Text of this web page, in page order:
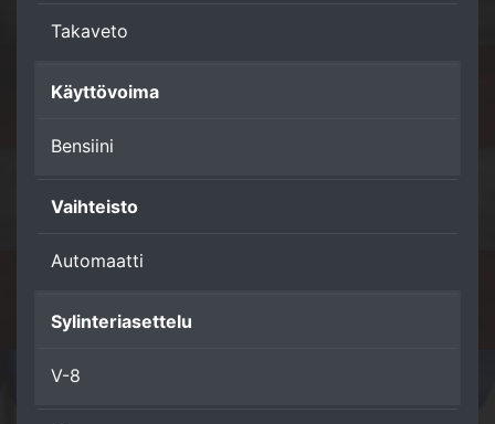
Takaveto
Käyttövoima
Bensiini
Vaihteisto
Automaatti
Sylinteriasettelu
V-8